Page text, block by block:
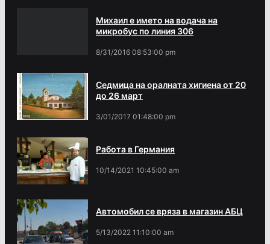
Михаил е името на водача на
микробус по линия 306
8/31/2016 08:53:00 pm
Седмица на оралната хигиена от 20
до 26 март
3/01/2017 01:48:00 pm
Работа в Германия
10/14/2021 10:45:00 am
Автомобил се вряза в магазин АБЦ
5/13/2022 11:10:00 am